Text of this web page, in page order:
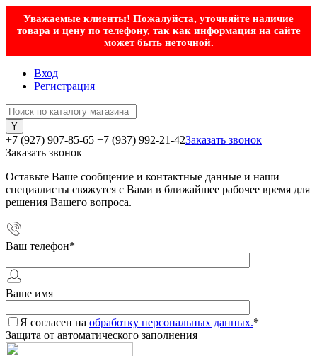
Уважаемые клиенты! Пожалуйста, уточняйте наличие
товара и цену по телефону, так как информация на сайте
может быть неточной.
Вход
Регистрация
+7 (927) 907-85-65 +7 (937) 992-21-42Заказать звонок
Заказать звонок
Оставьте Ваше сообщение и контактные данные и наши
специалисты свяжутся с Вами в ближайшее рабочее время для
решения Вашего вопроса.
Ваш телефон*
Ваше имя
Я согласен на обработку персональных данных.*
Защита от автоматического заполнения